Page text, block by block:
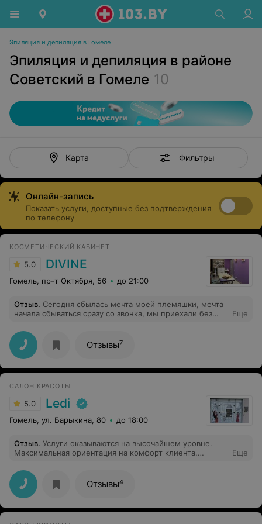
Эпиляция и депиляция в Гомеле
Эпиляция и депиляция в районе
Советский в Гомеле 10
Карта Фильтры
Онлайн-запись
Показать услуги, доступные без подтверждения
по телефону
КОСМЕТИЧЕСКИЙ КАБИНЕТ
5.0 DIVINE
Гомель, пр-т Октября, 56 до 21:00
Отзыв. Сегодня сбылась мечта моей племяшки, мечта
начала сбываться сразу со звонка, мы приехали без
косметолога (невероятно приятного ) и сделали все,
чтобы мечта сбылась. Cпасибо за душевное
обслуживание!
Еще
Отзывы7
САЛОН КРАСОТЫ
5.0 Ledi
Гомель, ул. Барыкина, 80 до 18:00
Отзыв. Услуги оказываются на высочайшем уровне.
Максимальная ориентация на комфорт клиента.
Еще
Отзывы4